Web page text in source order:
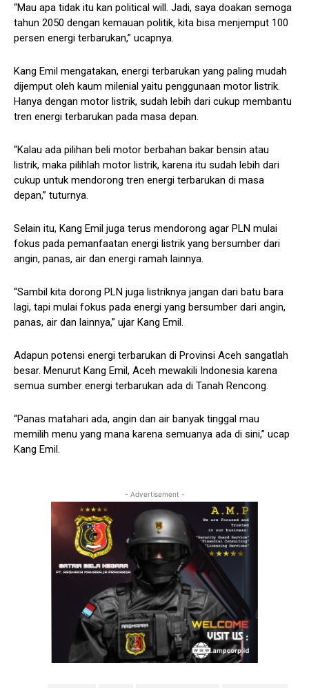
“Mau apa tidak itu kan political will. Jadi, saya doakan semoga
tahun 2050 dengan kemauan politik, kita bisa menjemput 100
persen energi terbarukan,” ucapnya.
Kang Emil mengatakan, energi terbarukan yang paling mudah
dijemput oleh kaum milenial yaitu penggunaan motor listrik.
Hanya dengan motor listrik, sudah lebih dari cukup membantu
tren energi terbarukan pada masa depan.
“Kalau ada pilihan beli motor berbahan bakar bensin atau
listrik, maka pilihlah motor listrik, karena itu sudah lebih dari
cukup untuk mendorong tren energi terbarukan di masa
depan,” tuturnya.
Selain itu, Kang Emil juga terus mendorong agar PLN mulai
fokus pada pemanfaatan energi listrik yang bersumber dari
angin, panas, air dan energi ramah lainnya.
“Sambil kita dorong PLN juga listriknya jangan dari batu bara
lagi, tapi mulai fokus pada energi yang bersumber dari angin,
panas, air dan lainnya,” ujar Kang Emil.
Adapun potensi energi terbarukan di Provinsi Aceh sangatlah
besar. Menurut Kang Emil, Aceh mewakili Indonesia karena
semua sumber energi terbarukan ada di Tanah Rencong.
“Panas matahari ada, angin dan air banyak tinggal mau
memilih menu yang mana karena semuanya ada di sini,” ucap
Kang Emil.
- Advertisement -